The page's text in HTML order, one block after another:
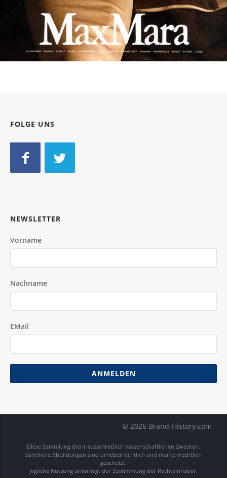
Bild-ID: 60037
FOLGE UNS
NEWSLETTER
Vorname
Nachname
EMail
ANMELDEN
© 2026 Brand-History.com
Diese Sammlung dient ausschließlich wissenschaftlichen Zwecken.
Sämtliche Abbildungen sind urheberrechtlich und markenrechtlich
geschützt.
Jegliche Nutzung unterliegt der Zustimmung der Rechteinhaber.